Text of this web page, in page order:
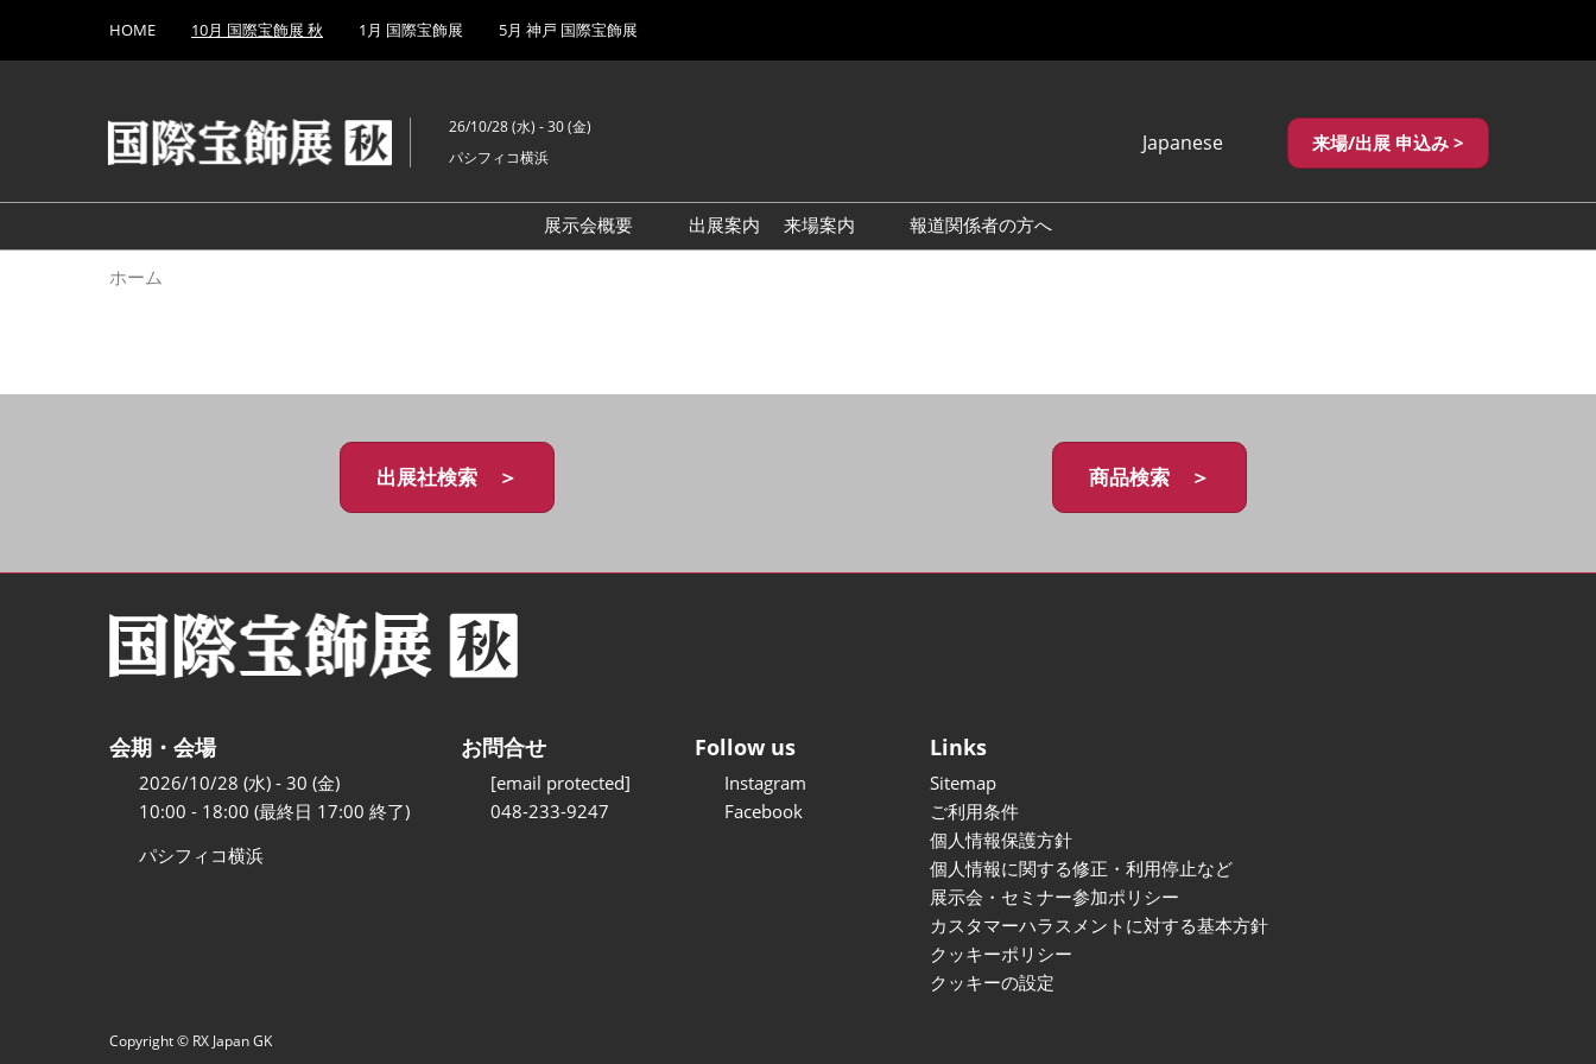
キ
し
て
to
HOME 10月 国際宝飾展 秋 1月 国際宝飾展 5月 神戸 国際宝飾展
26/10/28 (水) - 30 (金)
パシフィコ横浜
Japanese
繁體中文
来場/出展 申込み >
展示会概要
出展案内
来場案内
報道関係者の方へ
ホーム
出展社検索 ＞ 商品検索 ＞
会期・会場
2026/10/28 (水) - 30 (金)
10:00 - 18:00 (最終日 17:00 終了)
パシフィコ横浜
お問合せ
[email protected]
048-233-9247
Follow us
Instagram
Facebook
Links
Sitemap
ご利用条件
個人情報保護方針
個人情報に関する修正・利用停止など
展示会・セミナー参加ポリシー
カスタマーハラスメントに対する基本方針
クッキーポリシー
クッキーの設定
Copyright © RX Japan GK